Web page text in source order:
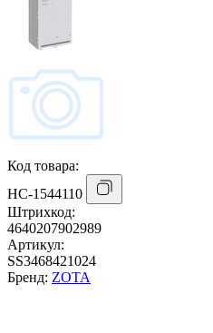
Код товара:
НС-1544110
Штрихкод:
4640207902989
Артикул:
SS3468421024
Бренд: ZOTA